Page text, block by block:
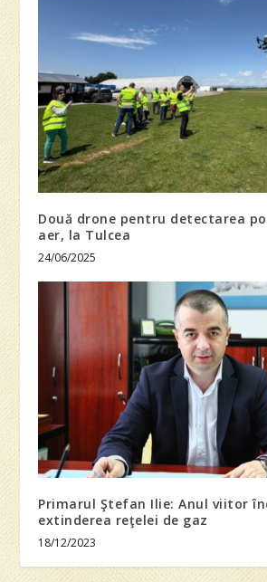
Două drone pentru detectarea
aer, la Tulcea
24/06/2025
Primarul Ştefan Ilie: Anul viitor
extinderea reţelei de gaz
18/12/2023